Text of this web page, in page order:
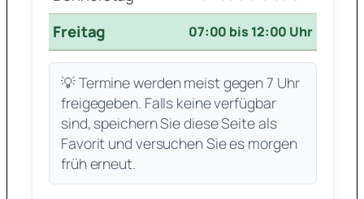
Freitag 07:00 bis 12:00 Uhr
💡 Termine werden meist gegen 7 Uhr
freigegeben. Falls keine verfügbar
sind, speichern Sie diese Seite als
Favorit und versuchen Sie es morgen
früh erneut.